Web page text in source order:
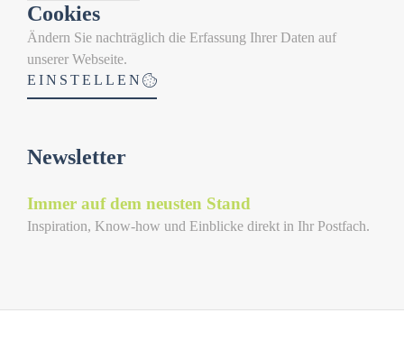
Cookies
Ändern Sie nachträglich die Erfassung Ihrer Daten auf
unserer Webseite.
EINSTELLEN
Newsletter
Immer auf dem neusten Stand
Inspiration, Know-how und Einblicke direkt in Ihr Postfach.